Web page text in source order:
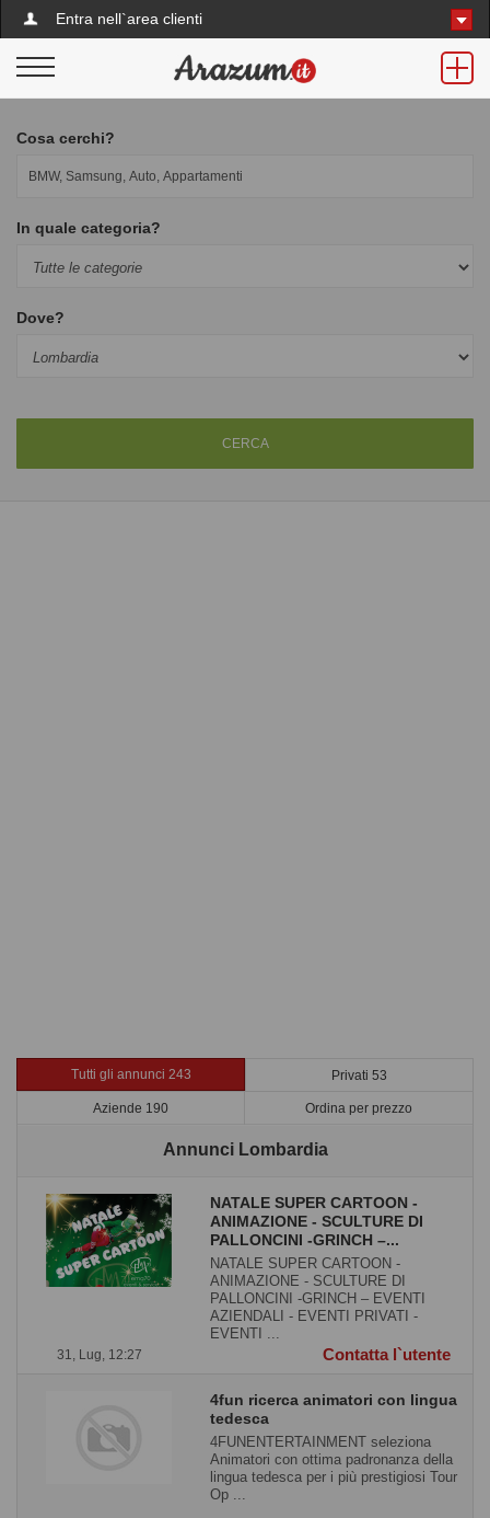
Entra nell`area clienti
Cosa cerchi?
In quale categoria?
Dove?
CERCA
Tutti gli annunci 243 Privati 53
Aziende 190 Ordina per prezzo
Annunci Lombardia
31, Lug, 12:27
NATALE SUPER CARTOON -
ANIMAZIONE - SCULTURE DI
PALLONCINI -GRINCH –...
NATALE SUPER CARTOON -
ANIMAZIONE - SCULTURE DI
PALLONCINI -GRINCH – EVENTI
AZIENDALI - EVENTI PRIVATI -
EVENTI ...
Contatta l`utente
4fun ricerca animatori con lingua
tedesca
4FUNENTERTAINMENT seleziona
Animatori con ottima padronanza della
lingua tedesca per i più prestigiosi Tour
Op ...